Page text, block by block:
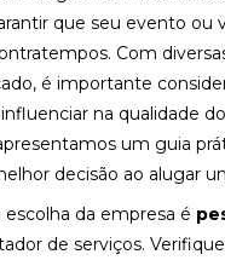
que seu evento ou
Com
é importante
na qualidade
um guia
decisão ao alugar
da empresa é
de serviços.